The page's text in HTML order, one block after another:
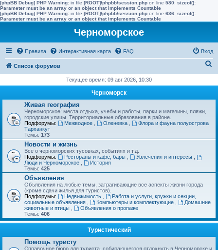
[phpBB Debug] PHP Warning: in file [ROOT]/phpbb/session.php on line 580: sizeof():
Parameter must be an array or an object that implements Countable
[phpBB Debug] PHP Warning: in file [ROOT]/phpbb/session.php on line 636: sizeof():
Parameter must be an array or an object that implements Countable
Черноморское
Правила Интерактивная карта FAQ Вход
Список форумов
с
Текущее время: 09 авг 2026, 10:30
Черноморск
Живая география
Черноморское: места отдыха, учебы и работы, парки и магазины, пляжи,
городские улицы. Территориальные образования в районе.
Подфорумы:
Межводное Оленевка
Флора и фауна полуострова
Тарханкут
Темы: 173
Новости и жизнь
Все о черноморских тусовках, событиях и т.д.
Подфорумы:
Рестораны и кафе, бары Увлечения и интересы
Люди и Черноморское
История
Темы: 425
Объявления
Объявления на любые темы, затрагивающие все аспекты жизни города
(кроме сдачи жилья для туристов).
Подфорумы:
Недвижимость
Работа и услуги, кружки и секции,
социальные объявления
Компьютеры и комплектующие
Домашние
животные и птицы
Объявления о пропаже
Темы: 406
Туристический
Помощь туристу
Справочное бюро для туриста, собирающегося отдохнуть в Черноморске и